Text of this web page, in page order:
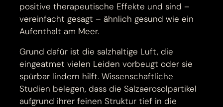
positive therapeutische Effekte und sind –
vereinfacht gesagt – ähnlich gesund wie ein
Aufenthalt am Meer.
Grund dafür ist die salzhaltige Luft, die
eingeatmet vielen Leiden vorbeugt oder sie
spürbar lindern hilft. Wissenschaftliche
Studien belegen, dass die Salzaerosolpartikel
aufgrund ihrer feinen Struktur tief in die